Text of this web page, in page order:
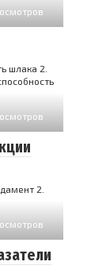
шлака 2.
2.